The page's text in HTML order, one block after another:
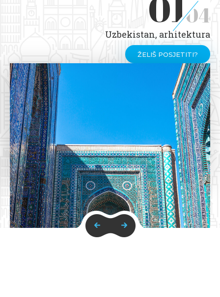
04
Uzbekistan, arhitektura
ŽELIŠ POSJETITI?